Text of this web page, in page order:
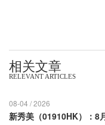
相关文章
RELEVANT ARTICLES
新秀美（01910HK）：8
08-04 / 2026